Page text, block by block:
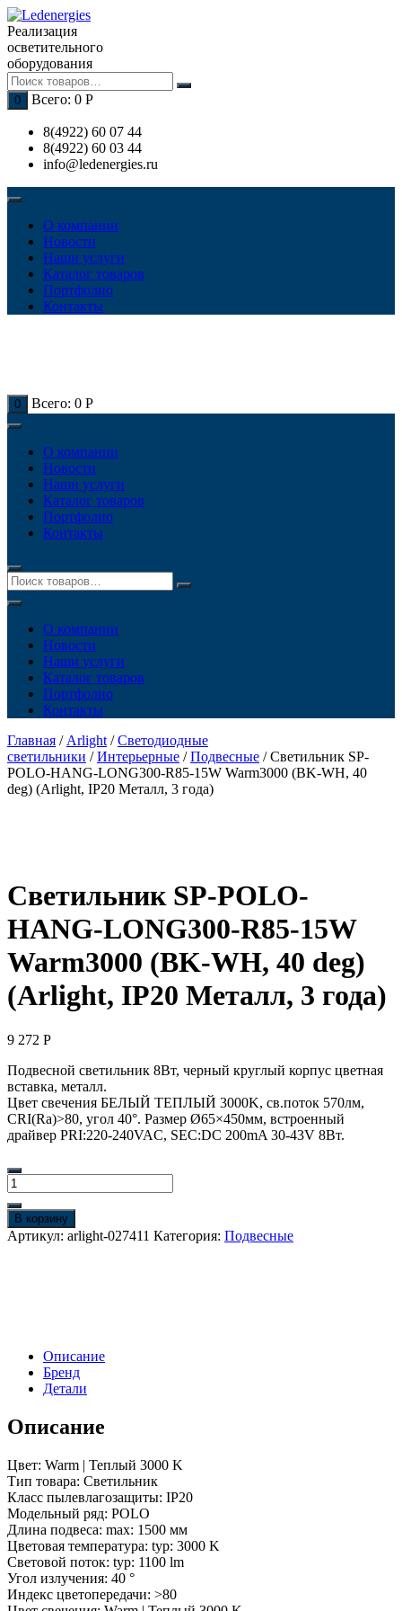
Перейти
к
содержимому
Реализация
осветительного
оборудования
0 Всего: 0 Р
8(4922) 60 07 44
8(4922) 60 03 44
info@ledenergies.ru
О компании
Новости
Наши услуги
Каталог товаров
Портфолио
Контакты
0 Всего: 0 Р
О компании
Новости
Наши услуги
Каталог товаров
Портфолио
Контакты
О компании
Новости
Наши услуги
Каталог товаров
Портфолио
Контакты
Главная / Arlight /Светодиодные
светильники /Интерьерные /Подвесные / Светильник SP-
POLO-HANG-LONG300-R85-15W Warm3000 (BK-WH, 40
deg) (Arlight, IP20 Металл, 3 года)
Светильник SP-POLO-
HANG-LONG300-R85-15W
Warm3000 (BK-WH, 40 deg)
(Arlight, IP20 Металл, 3 года)
9 272 Р
Подвесной светильник 8Вт, черный круглый корпус цветная
вставка, металл.
Цвет свечения БЕЛЫЙ ТЕПЛЫЙ 3000K, св.поток 570лм,
CRI(Ra)>80, угол 40°. Размер Ø65×450мм, встроенный
драйвер PRI:220-240VAC, SEC:DC 200mA 30-43V 8Вт.
Количество
товара
Светильник
SP-
POLO-
WH,
deg)
IP20
года)
В корзину
Артикул: arlight-027411 Категория: Подвесные
Описание
Бренд
Детали
Описание
Цвет: Warm | Теплый 3000 K
Тип товара: Светильник
Класс пылевлагозащиты: IP20
Модельный ряд: POLO
Длина подвеса: max: 1500 мм
Цветовая температура: typ: 3000 K
Световой поток: typ: 1100 lm
Угол излучения: 40 °
Индекс цветопередачи: >80